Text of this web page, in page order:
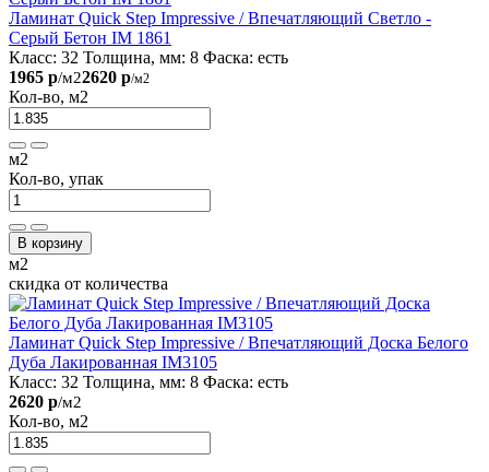
Ламинат Quick Step Impressive / Впечатляющий Светло -
Серый Бетон IM 1861
Класс: 32 Толщина, мм: 8 Фаска: есть
1965 р/м22620 р/м2
Кол-во, м2
м2
Кол-во, упак
В корзину
м2
скидка от количества
Ламинат Quick Step Impressive / Впечатляющий Доска Белого
Дуба Лакированная IM3105
Класс: 32 Толщина, мм: 8 Фаска: есть
2620 р/м2
Кол-во, м2